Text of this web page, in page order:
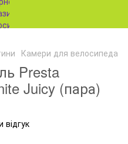
Камери для велосипеда
Presta
Juicy (пара)
відгук